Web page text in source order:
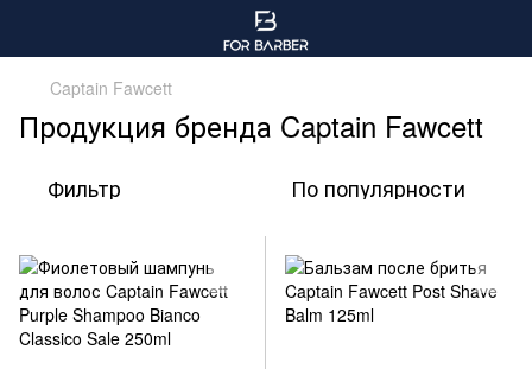
Captain Fawcett
Продукция бренда Captain Fawcett
Фильтр По популярности